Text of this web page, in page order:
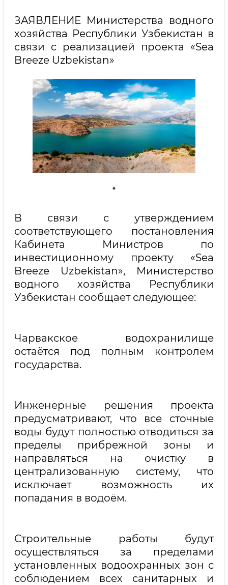
ЗАЯВЛЕНИЕ Министерства водного
хозяйства Республики Узбекистан в
связи с реализацией проекта «Sea
Breeze Uzbekistan»
В связи с утверждением
соответствующего постановления
Кабинета Министров по
инвестиционному проекту «Sea
Breeze Uzbekistan», Министерство
водного хозяйства Республики
Узбекистан сообщает следующее:
Чарвакское водохранилище
остаётся под полным контролем
государства.
Инженерные решения проекта
предусматривают, что все сточные
воды будут полностью отводиться за
пределы прибрежной зоны и
направляться на очистку в
централизованную систему, что
исключает возможность их
попадания в водоём.
Строительные работы будут
осуществляться за пределами
установленных водоохранных зон с
соблюдением всех санитарных и